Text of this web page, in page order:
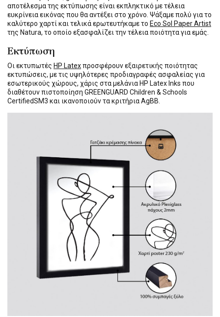
αποτέλεσμα της εκτύπωσης είναι εκπληκτικό με τέλεια
ευκρίνεια εικόνας που θα αντέξει στο χρόνο. Ψάξαμε πολύ για το
καλύτερο χαρτί και τελικά ερωτευτήκαμε το Eco Sol Paper Artist
της Natura, το οποίο εξασφαλίζει την τέλεια ποιότητα για εμάς.
Εκτύπωση
Οι εκτυπωτές HP Latexπροσφέρουν εξαιρετικής ποιότητας
εκτυπώσεις, με τις υψηλότερες προδιαγραφές ασφαλείας για
εσωτερικούς χώρους, χάρις στα μελάνια HP Latex Inks που
διαθέτουν πιστοποίηση GREENGUARD Children & Schools
CertifiedSM3 και ικανοποιούν τα κριτήρια AgBB.